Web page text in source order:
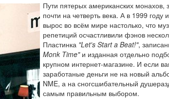
Пути пятерых американских
почти на четверть века. А в 1999
вырос во всём мире настолько, что
репетиций осчастливили фэнов
Пластинка "Let's Start a Beat!",
Monk Time"и изданная отдельно
крупном интернет-магазине. И если
заработаные деньги не на новый
NME, а на сногсшибательный
самым правильным выбором.